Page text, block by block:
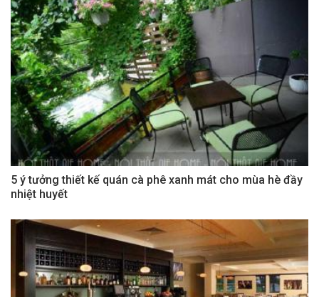
5 ý tưởng thiết kế quán cà phê xanh mát cho mùa hè đầy
nhiệt huyết